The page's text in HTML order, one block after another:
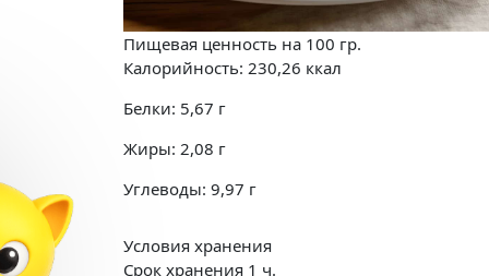
Пищевая ценность на 100 гр.
Калорийность: 230,26 ккал
Белки: 5,67 г
Жиры: 2,08 г
Углеводы: 9,97 г
Условия хранения
Срок хранения 1 ч.